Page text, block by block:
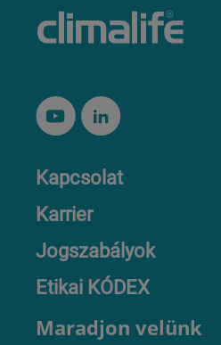
Kapcsolat
Karrier
Jogszabályok
Etikai KÓDEX
Maradjon velünk